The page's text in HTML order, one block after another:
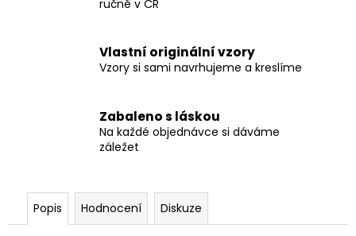
ručně v ČR
Vlastní originální vzory
Vzory si sami navrhujeme a kreslíme
Zabaleno s láskou
Na každé objednávce si dáváme
záležet
Popis Hodnocení Diskuze